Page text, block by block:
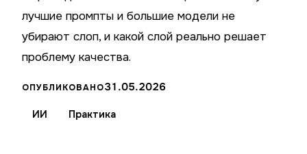
лучшие промпты и большие модели не
убирают слоп, и какой слой реально решает
проблему качества.
ОПУБЛИКОВАНО31.05.2026
ИИ Практика